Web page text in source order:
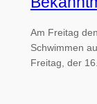
Am Freitag
Schwimmen
Freitag, der